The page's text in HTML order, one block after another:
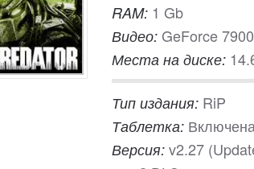
RAM: 1 Gb
Видео: GeForce
Места на диске:
Тип издания: RiP
Таблетка:
Версия: v2.27